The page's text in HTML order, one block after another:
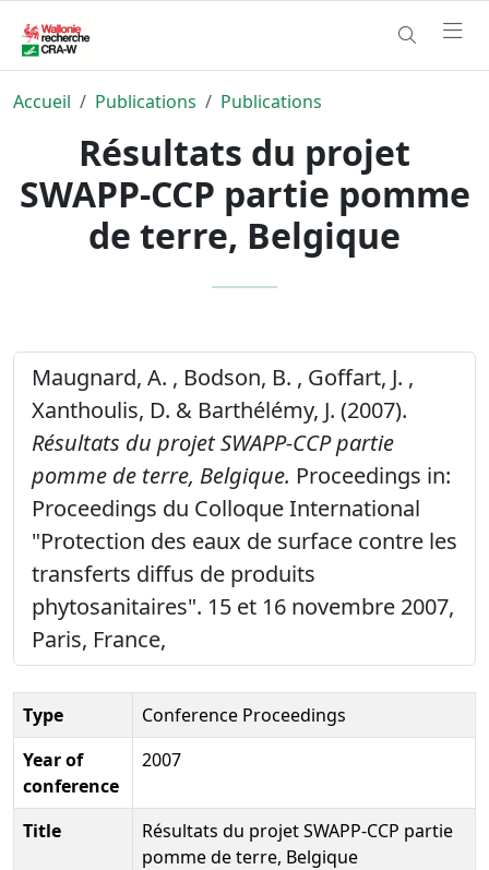
Accueil Publications Publications
Résultats du projet
SWAPP-CCP partie pomme
de terre, Belgique
Maugnard, A. , Bodson, B. , Goffart, J. ,
Xanthoulis, D. & Barthélémy, J. (2007).
Résultats du projet SWAPP-CCP partie
pomme de terre, Belgique. Proceedings in:
Proceedings du Colloque International
"Protection des eaux de surface contre les
transferts diffus de produits
phytosanitaires". 15 et 16 novembre 2007,
Paris, France,
Type
Conference Proceedings
Year of
conference
2007
Title
Résultats du projet SWAPP-CCP partie
pomme de terre, Belgique